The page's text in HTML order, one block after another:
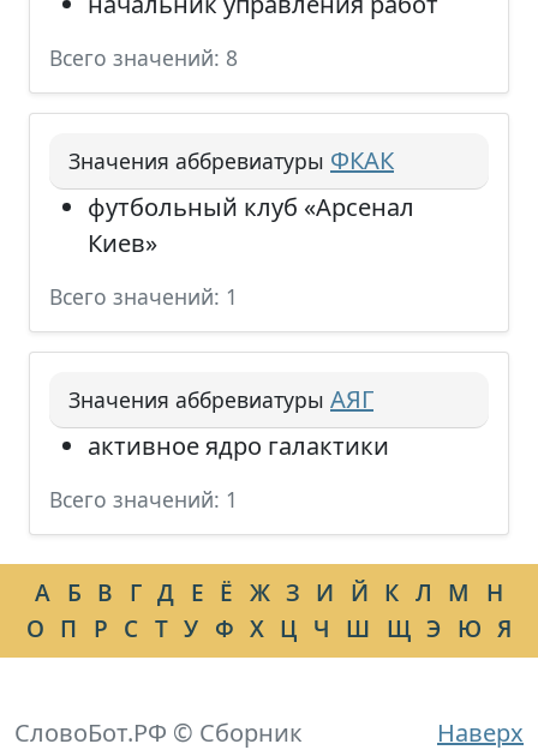
Всего значений: 8
Значения аббревиатуры ФКАК
футбольный клуб «Арсенал
Киев»
Всего значений: 1
Значения аббревиатуры АЯГ
активное ядро галактики
Всего значений: 1
А Б В Г Д Е Ё Ж З И Й К Л М
Н
О П Р С Т У Ф Х Ц Ч Ш Щ Э Ю Я
Наверх
СловоБот.РФ © Сборник